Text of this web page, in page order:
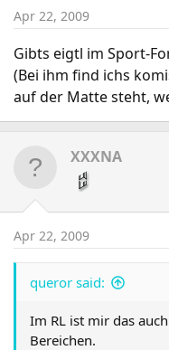
Apr 22, 2009
Gibts eigtl im Sport-
(Bei ihm find ichs
auf der Matte steht,
XXXNA
Apr 22, 2009
queror said:
Im RL ist mir das
Bereichen.